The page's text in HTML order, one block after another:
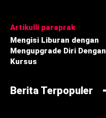
Artikulli paraprak
Mengisi Liburan dengan
Mengupgrade Diri Dengan
Kursus
Berita Terpopuler